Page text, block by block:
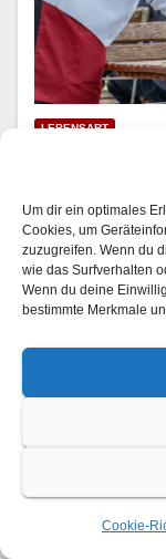
Um dir ein optimales
Cookies, um
zuzugreifen. Wenn du
wie das Surfverhalten
Wenn du deine
bestimmte Merkmale
Cookie-
LEBENSART
Mariella
31. JULI 2026
In “Die
3. und 4.
beson­der­er Gast